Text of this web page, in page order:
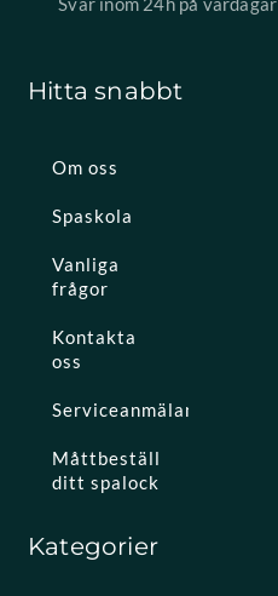
Hitta snabbt
Om oss
Spaskola
Vanliga
frågor
Kontakta
oss
Serviceanmälan
Måttbeställ
ditt spalock
Kategorier